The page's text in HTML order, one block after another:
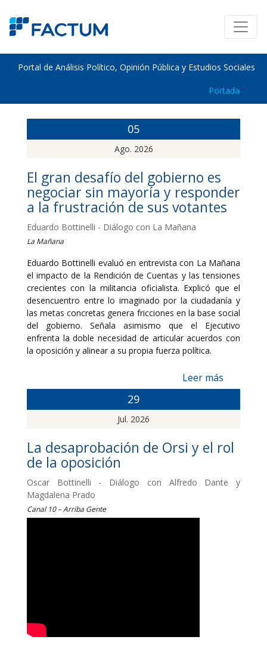
Portal de Análisis Político, Opinión Pública y Estudios Sociales
Portada
05
Ago. 2026
El gran desafío del gobierno es
negociar sin mayoría y responder
a la frustración de sus votantes
Eduardo Bottinelli - Diálogo con La Mañana
La Mañana
Eduardo Bottinelli evaluó en entrevista con La Mañana
el impacto de la Rendición de Cuentas y las tensiones
crecientes con la militancia oficialista. Explicó que el
desencuentro entre lo imaginado por la ciudadanía y
las metas concretas genera fricciones en la base social
del gobierno. Señala asimismo que el Ejecutivo
enfrenta la doble necesidad de articular acuerdos con
la oposición y alinear a su propia fuerza política.
Leer más
29
Jul. 2026
La desaprobación de Orsi y el rol
de la oposición
Oscar Bottinelli - Diálogo con Alfredo Dante y
Magdalena Prado
Canal 10 – Arriba Gente